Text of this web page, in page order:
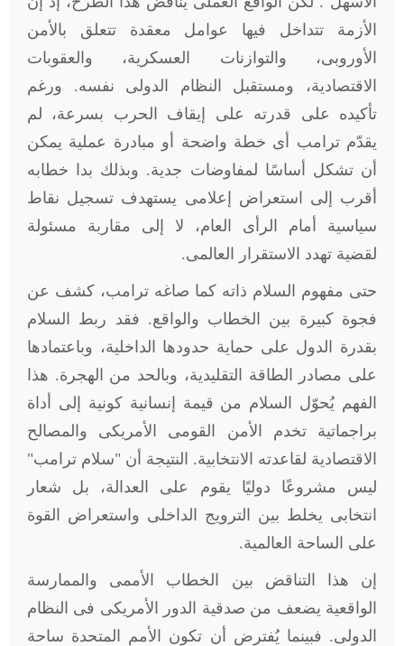
الأزمة تتداخل فيها عوامل معقدة تتعلق بالأمن
الأوروبى، والتوازنات العسكرية، والعقوبات
الاقتصادية، ومستقبل النظام الدولى نفسه. ورغم
تأكيده على قدرته على إيقاف الحرب بسرعة، لم
يقدّم ترامب أى خطة واضحة أو مبادرة عملية يمكن
أن تشكل أساسًا لمفاوضات جدية. وبذلك بدا خطابه
أقرب إلى استعراض إعلامى يستهدف تسجيل نقاط
سياسية أمام الرأى العام، لا إلى مقاربة مسئولة
لقضية تهدد الاستقرار العالمى.
حتى مفهوم السلام ذاته كما صاغه ترامب، كشف عن
فجوة كبيرة بين الخطاب والواقع. فقد ربط السلام
بقدرة الدول على حماية حدودها الداخلية، وباعتمادها
على مصادر الطاقة التقليدية، وبالحد من الهجرة. هذا
الفهم يُحوّل السلام من قيمة إنسانية كونية إلى أداة
براجماتية تخدم الأمن القومى الأمريكى والمصالح
الاقتصادية لقاعدته الانتخابية. النتيجة أن "سلام ترامب"
ليس مشروعًا دوليًا يقوم على العدالة، بل شعار
انتخابى يخلط بين الترويج الداخلى واستعراض القوة
على الساحة العالمية.
إن هذا التناقض بين الخطاب الأممى والممارسة
الواقعية يضعف من صدقية الدور الأمريكى فى النظام
الدولى. فبينما يُفترض أن تكون الأمم المتحدة ساحة